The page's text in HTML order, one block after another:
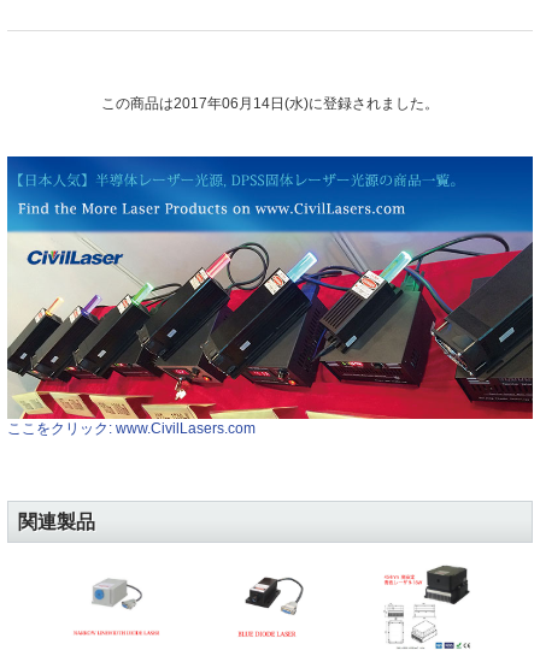
この商品は2017年06月14日(水)に登録されました。
ここをクリック: www.CivilLasers.com
関連製品